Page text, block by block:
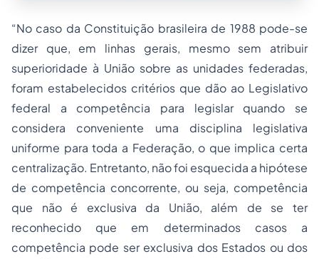
“No caso da Constituição brasileira de 1988 pode-se
dizer que, em linhas gerais, mesmo sem atribuir
superioridade à União sobre as unidades federadas,
foram estabelecidos critérios que dão ao Legislativo
federal a competência para legislar quando se
considera conveniente uma disciplina legislativa
uniforme para toda a Federação, o que implica certa
centralização. Entretanto, não foi esquecida a hipótese
de competência concorrente, ou seja, competência
que não é exclusiva da União, além de se ter
reconhecido que em determinados casos a
competência pode ser exclusiva dos Estados ou dos